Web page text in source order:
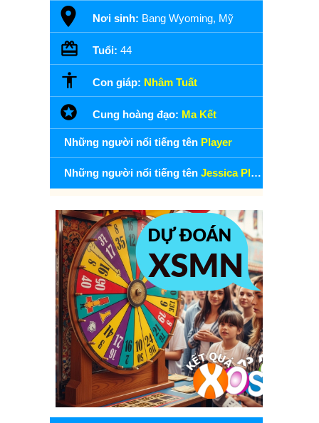
Nơi sinh: Bang Wyoming, Mỹ
Tuổi: 44
Con giáp: Nhâm Tuất
Cung hoàng đạo: Ma Kết
Những người nổi tiếng tên Player
Những người nổi tiếng tên Jessica Player